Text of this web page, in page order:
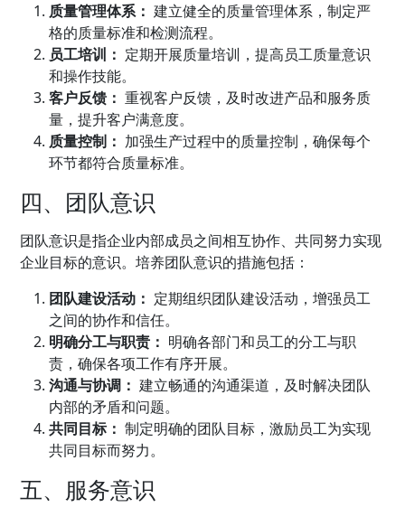
质量管理体系： 建立健全的质量管理体系，制定严
格的质量标准和检测流程。
员工培训： 定期开展质量培训，提高员工质量意识
和操作技能。
客户反馈： 重视客户反馈，及时改进产品和服务质
量，提升客户满意度。
质量控制： 加强生产过程中的质量控制，确保每个
环节都符合质量标准。
四、团队意识
团队意识是指企业内部成员之间相互协作、共同努力实现
企业目标的意识。培养团队意识的措施包括：
团队建设活动： 定期组织团队建设活动，增强员工
之间的协作和信任。
明确分工与职责： 明确各部门和员工的分工与职
责，确保各项工作有序开展。
沟通与协调： 建立畅通的沟通渠道，及时解决团队
内部的矛盾和问题。
共同目标： 制定明确的团队目标，激励员工为实现
共同目标而努力。
五、服务意识